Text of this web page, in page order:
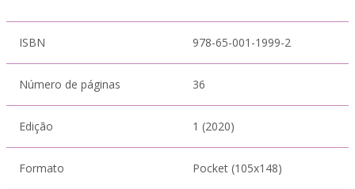
ISBN 978-65-001-1999-2
Número de páginas 36
Edição 1 (2020)
Formato Pocket (105x148)